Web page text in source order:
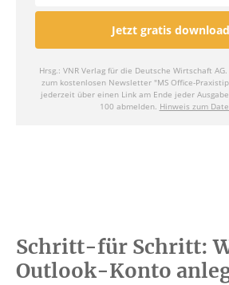
Schritt-für Schritt:
Outlook-Konto